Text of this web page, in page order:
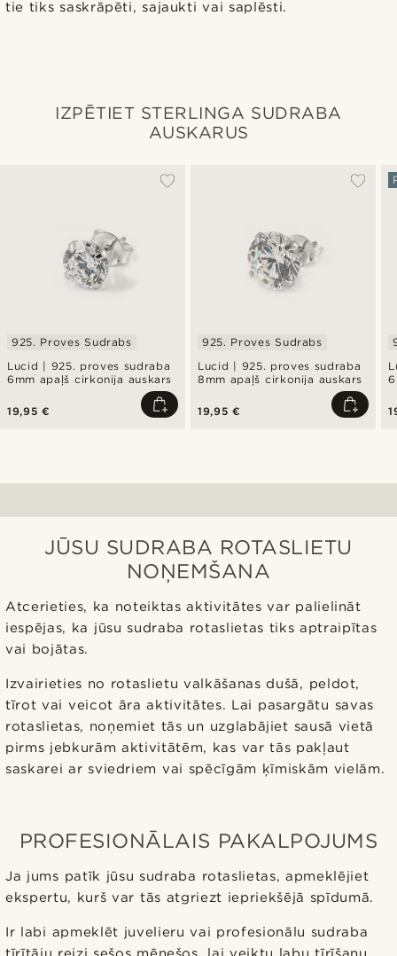
tie tiks saskrāpēti, sajaukti vai saplēsti.
IZPĒTIET STERLINGA SUDRABA
AUSKARUS
Lucid | 925. proves sudraba
6mm apaļš cirkonija auskars
925. Proves Sudrabs
19,95 €
Lucid | 925. proves sudraba
8mm apaļš cirkonija auskars
925. Proves Sudrabs
19,95 €
JŪSU SUDRABA ROTASLIETU
NOŅEMŠANA
Atcerieties, ka noteiktas aktivitātes var palielināt
iespējas, ka jūsu sudraba rotaslietas tiks aptraipītas
vai bojātas.
Izvairieties no rotaslietu valkāšanas dušā, peldot,
tīrot vai veicot āra aktivitātes. Lai pasargātu savas
rotaslietas, noņemiet tās un uzglabājiet sausā vietā
pirms jebkurām aktivitātēm, kas var tās pakļaut
saskarei ar sviedriem vai spēcīgām ķīmiskām vielām.
PROFESIONĀLAIS PAKALPOJUMS
Ja jums patīk jūsu sudraba rotaslietas, apmeklējiet
ekspertu, kurš var tās atgriezt iepriekšējā spīdumā.
Ir labi apmeklēt juvelieru vai profesionālu sudraba